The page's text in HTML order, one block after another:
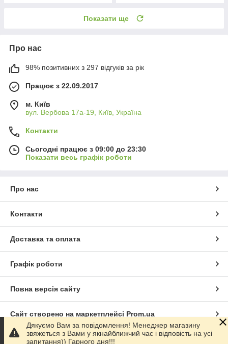
Показати ще
Про нас
98% позитивних з 297 відгуків за рік
Працює з 22.09.2017
м. Київ
вул. Вербова 17а-19, Київ, Україна
Контакти
Сьогодні працює з 09:00 до 23:30
Показати весь графік роботи
Про нас
Контакти
Доставка та оплата
Графік роботи
Повна версія сайту
Сайт створено на маркетплейсі Prom.ua
Політика конфіденційності
Дякуємо Вам за повідомлення! Менеджер магазину
звяжеться з Вами у якнайближчий час і відповість на усі
запитання)) Гарного дня!!!